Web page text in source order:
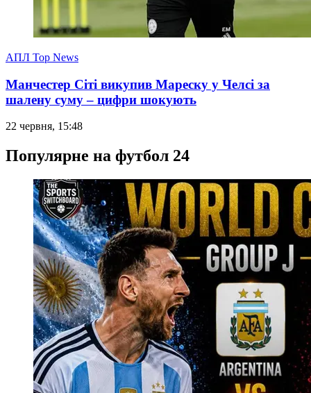
АПЛ Top News
Манчестер Сіті викупив Мареску у Челсі за
шалену суму – цифри шокують
22 червня, 15:48
Популярне на футбол 24